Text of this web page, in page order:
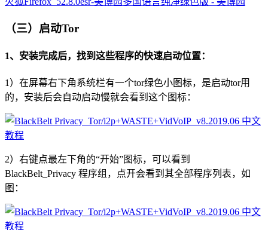
（三）启动Tor
1、安装完成后，找到这些程序的快速启动位置：
1）在屏幕右下角系统栏有一个tor绿色小图标，是启动tor用
的，安装后会自动启动慢就会看到这个图标：
2）右键点最左下角的“开始”图标，可以看到
BlackBelt_Privacy 程序组，点开会看到其全部程序列表，如
图：